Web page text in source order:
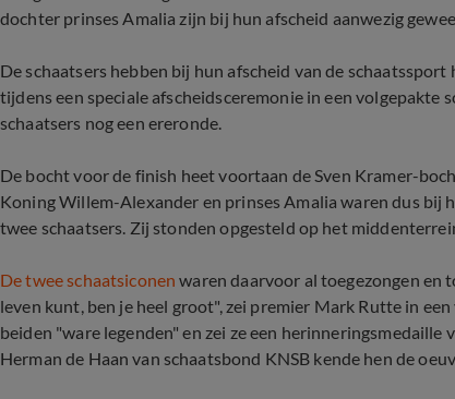
dochter prinses Amalia zijn bij hun afscheid aanwezig
De schaatsers hebben bij hun afscheid van de
tijdens een speciale afscheidsceremonie in een volgepakte
schaatsers nog een ereronde.
De bocht voor de finish heet voortaan de Sven Kramer-
Koning Willem-Alexander en prinses Amalia waren dus bij
twee schaatsers. Zij stonden opgesteld op het
De twee schaatsiconen waren daarvoor al toegezongen en
leven kunt, ben je heel groot", zei premier Mark Rutte in
beiden "ware legenden" en zei ze een
Herman de Haan van schaatsbond KNSB kende hen de